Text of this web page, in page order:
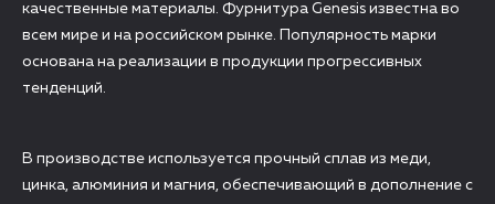
качественные материалы. Фурнитура Genesis известна во
всем мире и на российском рынке. Популярность марки
основана на реализации в продукции прогрессивных
тенденций.
В производстве используется прочный сплав из меди,
цинка, алюминия и магния, обеспечивающий в дополнение с